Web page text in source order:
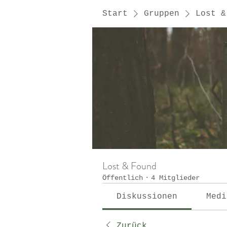
Start Gruppen Lost
Lost & Found
Öffentlich · 4 Mitglieder
Diskussionen